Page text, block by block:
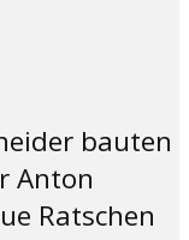
bauten
Anton
Ratschen